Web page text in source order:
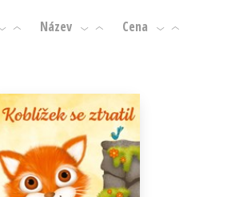
Jazyky
Komiks
Název Cena